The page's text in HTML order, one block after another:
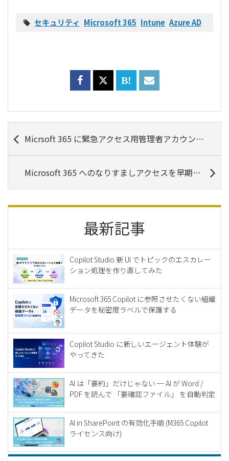
セキュリティ Microsoft 365 Intune Azure AD
Micrsoft 365 に緊急アクセス用管理者アカウントを準備する
Microsoft 365 へのなりすましアクセスを早期に発見する
最新記事
Copilot Studio 新 UI でトピックのエスカレー
ション処理を作り直してみた
Microsoft 365 Copilot に参照させたくない組織
データを秘密度ラベルで保護する
Copilot Studio に新しいエージェント体験が
やってきた
AI は「要約」だけじゃない ─ AI が Word /
PDF を読んで 「要確認ファイル」 を自動判定
AI in SharePoint の有効化手順 (M365 Copilot
ライセンス向け)